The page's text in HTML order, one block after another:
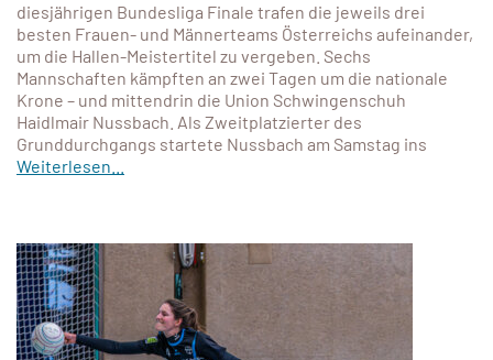
diesjährigen Bundesliga Finale trafen die jeweils drei
besten Frauen- und Männerteams Österreichs aufeinander,
um die Hallen-Meistertitel zu vergeben. Sechs
Mannschaften kämpften an zwei Tagen um die nationale
Krone – und mittendrin die Union Schwingenschuh
Haidlmair Nussbach. Als Zweitplatzierter des
Grunddurchgangs startete Nussbach am Samstag ins
Weiterlesen...